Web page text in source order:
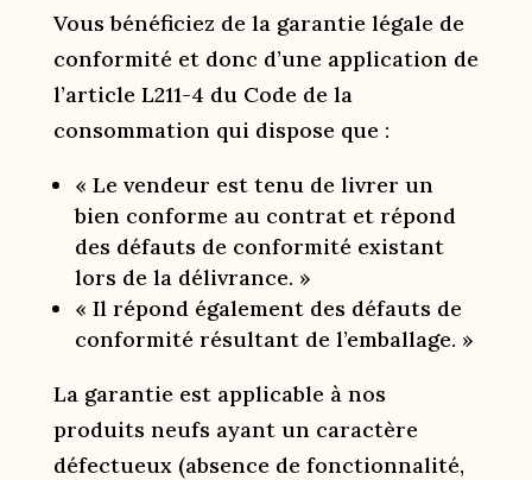
Vous bénéficiez de la garantie légale de
conformité et donc d’une application de
l’article L211-4 du Code de la
consommation qui dispose que :
« Le vendeur est tenu de livrer un
bien conforme au contrat et répond
des défauts de conformité existant
lors de la délivrance. »
« Il répond également des défauts de
conformité résultant de l’emballage. »
La garantie est applicable à nos
produits neufs ayant un caractère
défectueux (absence de fonctionnalité,